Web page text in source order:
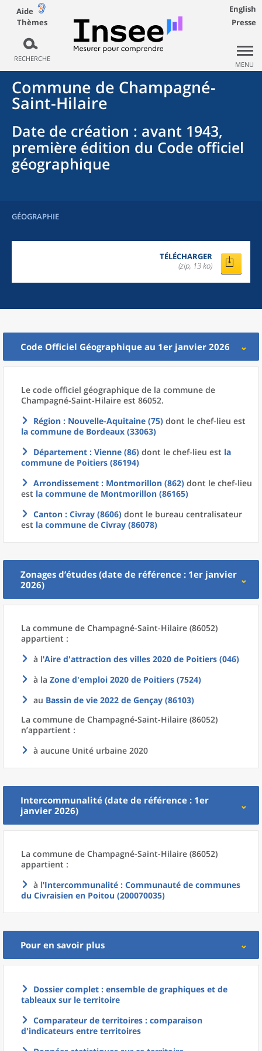
Aide
Thèmes
RECHERCHE
English
Presse
MENU
Commune de Champagné-
Saint-Hilaire
Date de création : avant 1943,
première édition du Code officiel
géographique
GÉOGRAPHIE
TÉLÉCHARGER
(zip, 13 ko)
Code Officiel Géographique au 1er janvier 2026
Le code officiel géographique de la commune de
Champagné-Saint-Hilaire est 86052.
Région : Nouvelle-Aquitaine (75) dont le chef-lieu est
la commune de Bordeaux (33063)
Département : Vienne (86) dont le chef-lieu est la
commune de Poitiers (86194)
Arrondissement : Montmorillon (862) dont le chef-lieu
est la commune de Montmorillon (86165)
Canton : Civray (8606) dont le bureau centralisateur
est la commune de Civray (86078)
Zonages d’études (date de référence : 1er janvier
2026)
La commune de Champagné-Saint-Hilaire (86052)
appartient :
à l'Aire d'attraction des villes 2020 de Poitiers (046)
à la Zone d'emploi 2020 de Poitiers (7524)
au Bassin de vie 2022 de Gençay (86103)
La commune de Champagné-Saint-Hilaire (86052)
n’appartient :
à aucune Unité urbaine 2020
Intercommunalité (date de référence : 1er
janvier 2026)
La commune de Champagné-Saint-Hilaire (86052)
appartient :
à l'Intercommunalité : Communauté de communes
du Civraisien en Poitou (200070035)
Pour en savoir plus
Dossier complet : ensemble de graphiques et de
tableaux sur le territoire
Comparateur de territoires : comparaison
d'indicateurs entre territoires